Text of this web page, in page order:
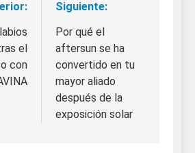
el
con
Siguiente:
Por qué el
aftersun se ha
convertido en tu
mayor aliado
después de la
exposición solar